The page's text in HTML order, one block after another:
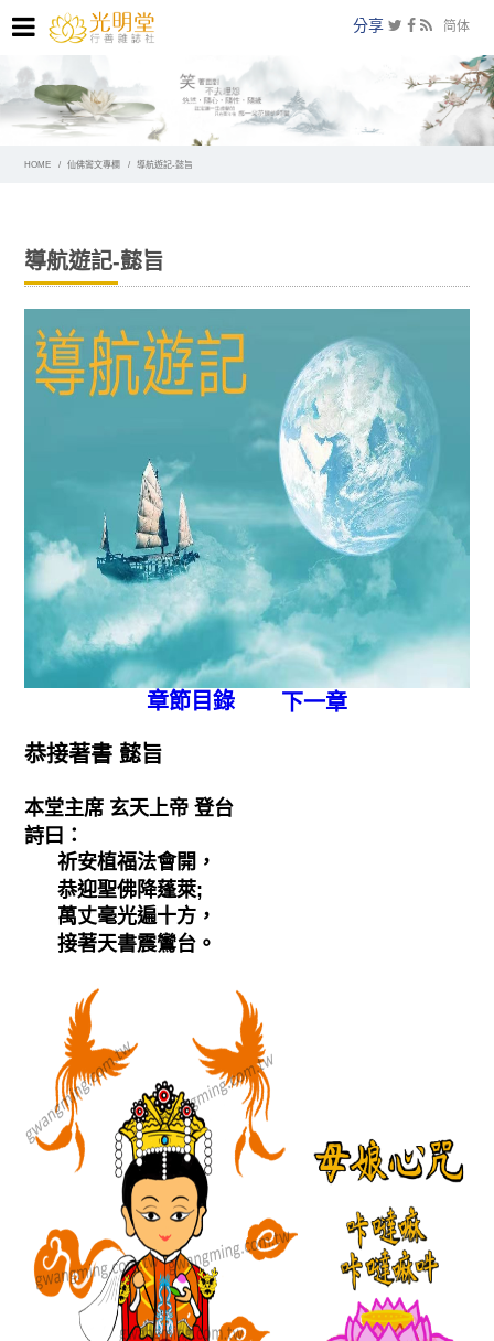
简体
分享
HOME 仙佛鸞文專欄 導航遊記-懿旨
導航遊記-懿旨
章節目錄 下一章
恭接著書 懿旨
本堂主席 玄天上帝 登台
詩曰：
祈安植福法會開，
恭迎聖佛降蓬萊;
萬丈毫光遍十方，
接著天書震鸞台。